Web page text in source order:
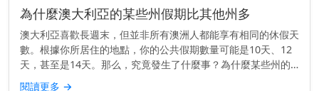
為什麼澳大利亞的某些州假期比其他州多
澳大利亞喜歡長週末，但並非所有澳洲人都能享有相同的休假天
數。根據你所居住的地點，你的公共假期數量可能是10天、12
天，甚至是14天。那么，究竟發生了什麼事？為什麼某些州的
公共假期比其他州多呢？ 主要見解： 每個澳大利亞的州和領地
閱讀更多 →